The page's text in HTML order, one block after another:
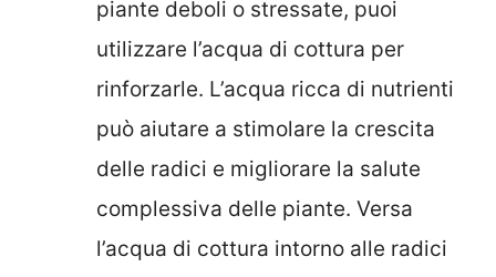
piante deboli o stressate, puoi
utilizzare l’acqua di cottura per
rinforzarle. L’acqua ricca di nutrienti
può aiutare a stimolare la crescita
delle radici e migliorare la salute
complessiva delle piante. Versa
l’acqua di cottura intorno alle radici